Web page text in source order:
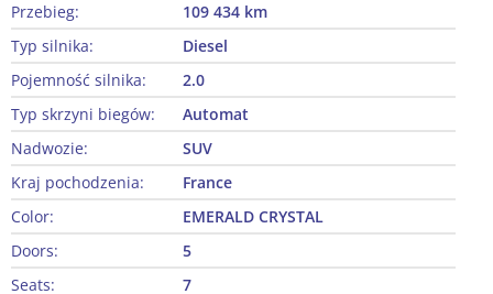
Przebieg:
109 434 km
Typ silnika:
Diesel
Pojemność silnika:
2.0
Typ skrzyni biegów:
Automat
Nadwozie:
SUV
Kraj pochodzenia:
France
Color:
EMERALD CRYSTAL
Doors:
5
Seats:
7